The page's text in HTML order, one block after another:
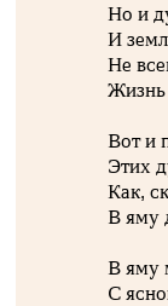
Но и
И
Не
Жизнь
Вот и
Этих
Как,
В яму
В яму
С